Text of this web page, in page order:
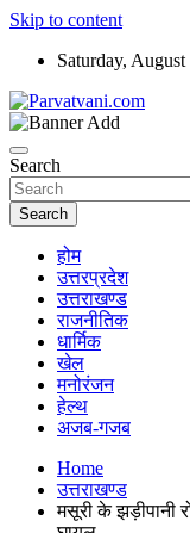
Skip to content
Saturday,
Parvatvani.com
Search
Search
होम
उत्तरप्रदेश
उत्तराखण्ड
राजनीतिक
धार्मिक
खेल
मनोरंजन
हेल्थ
अजब-गजब
Home
उत्तराखण्ड
मसूरी के झड़ीपानी